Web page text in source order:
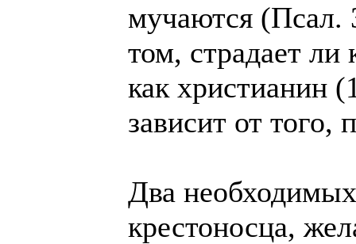
мучаются (Псал.
том, страдает ли
как христианин
зависит от того,
Два
крестоносца,